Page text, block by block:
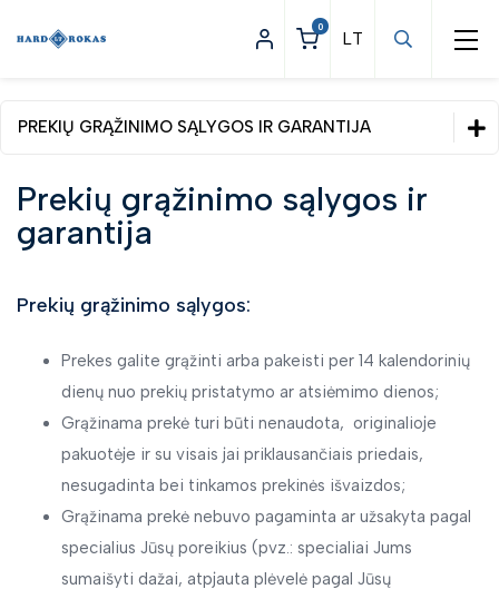
0
PREKIŲ GRĄŽINIMO SĄLYGOS IR GARANTIJA
Prekių grąžinimo sąlygos ir garantija
Prekių grąžinimo sąlygos ir
garantija
Prekių grąžinimo sąlygos:
Prekes galite grąžinti arba pakeisti per 14 kalendorinių
dienų nuo prekių pristatymo ar atsiėmimo dienos;
Grąžinama prekė turi būti nenaudota, originalioje
pakuotėje ir su visais jai priklausančiais priedais,
nesugadinta bei tinkamos prekinės išvaizdos;
Grąžinama prekė nebuvo pagaminta ar užsakyta pagal
specialius Jūsų poreikius (pvz.: specialiai Jums
sumaišyti dažai, atpjauta plėvelė pagal Jūsų